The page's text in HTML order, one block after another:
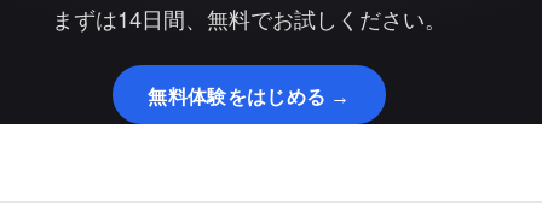
まずは14日間、無料でお試しください。
無料体験をはじめる →